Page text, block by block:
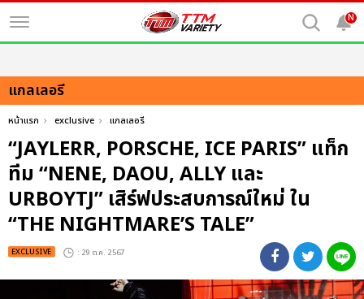
N
แกลเลอรี
หน้าแรก exclusive แกลเลอรี
“JAYLERR, PORSCHE, ICE PARIS” แท็ก
ทีม “NENE, DAOU, ALLY และ
URBOYTJ” เสิร์ฟประสบการณ์ใหม่ ใน
“THE NIGHTMARE’S TALE”
EXCLUSIVE : 29 ต.ค. 2567